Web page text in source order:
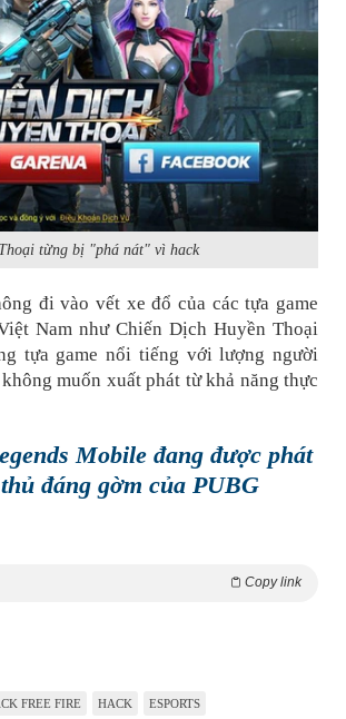
từng bị "phá nát" vì hack
đi vào vết xe đổ của các tựa game
Nam như Chiến Dịch Huyền Thoại
tựa game nổi tiếng với lượng người
muốn xuất phát từ khả năng thực
Mobile đang được phát
đáng gờm của PUBG
Copy link
FREE FIRE HACK ESPORTS